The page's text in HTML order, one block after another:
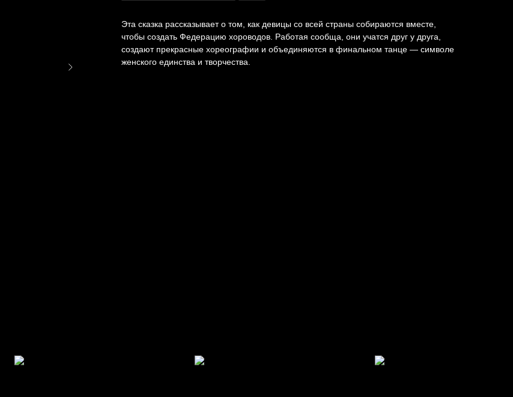
Эта сказка рассказывает о том, как девицы со всей страны собираются вместе,
чтобы создать Федерацию хороводов. Работая сообща, они учатся друг у друга,
создают прекрасные хореографии и объединяются в финальном танце — символе
женского единства и творчества.